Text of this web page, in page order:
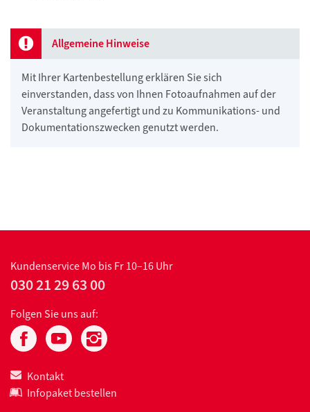
Allgemeine Hinweise
Mit Ihrer Kartenbestellung erklären Sie sich
einverstanden, dass von Ihnen Fotoaufnahmen auf der
Veranstaltung angefertigt und zu Kommunikations- und
Dokumentationszwecken genutzt werden.
KundenserviceMo bis Fr 10–16 Uhr
030 21 29 63 00
Folgen Sie uns auf:
Kontakt
Infopaket bestellen